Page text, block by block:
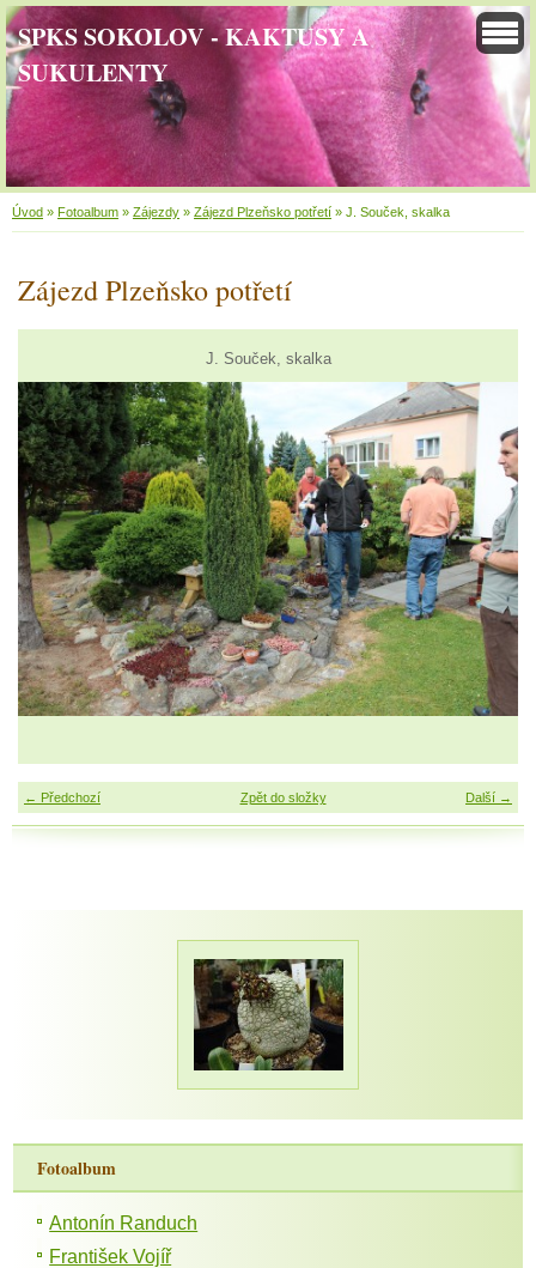
SPKS SOKOLOV - KAKTUSY A
SUKULENTY
Úvod » Fotoalbum » Zájezdy » Zájezd Plzeňsko potřetí » J. Souček, skalka
Zájezd Plzeňsko potřetí
J. Souček, skalka
← Předchozí Další →
Zpět do složky
Fotoalbum
Antonín Randuch
František Vojíř